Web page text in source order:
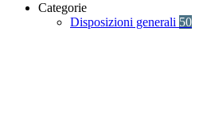
Categorie
Disposizioni generali 50